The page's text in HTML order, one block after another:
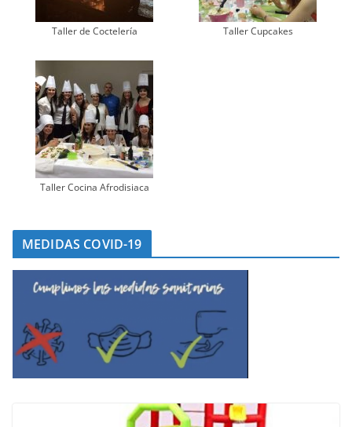
Taller de Coctelería Taller Cupcakes
Taller Cocina Afrodisiaca
MEDIDAS COVID-19